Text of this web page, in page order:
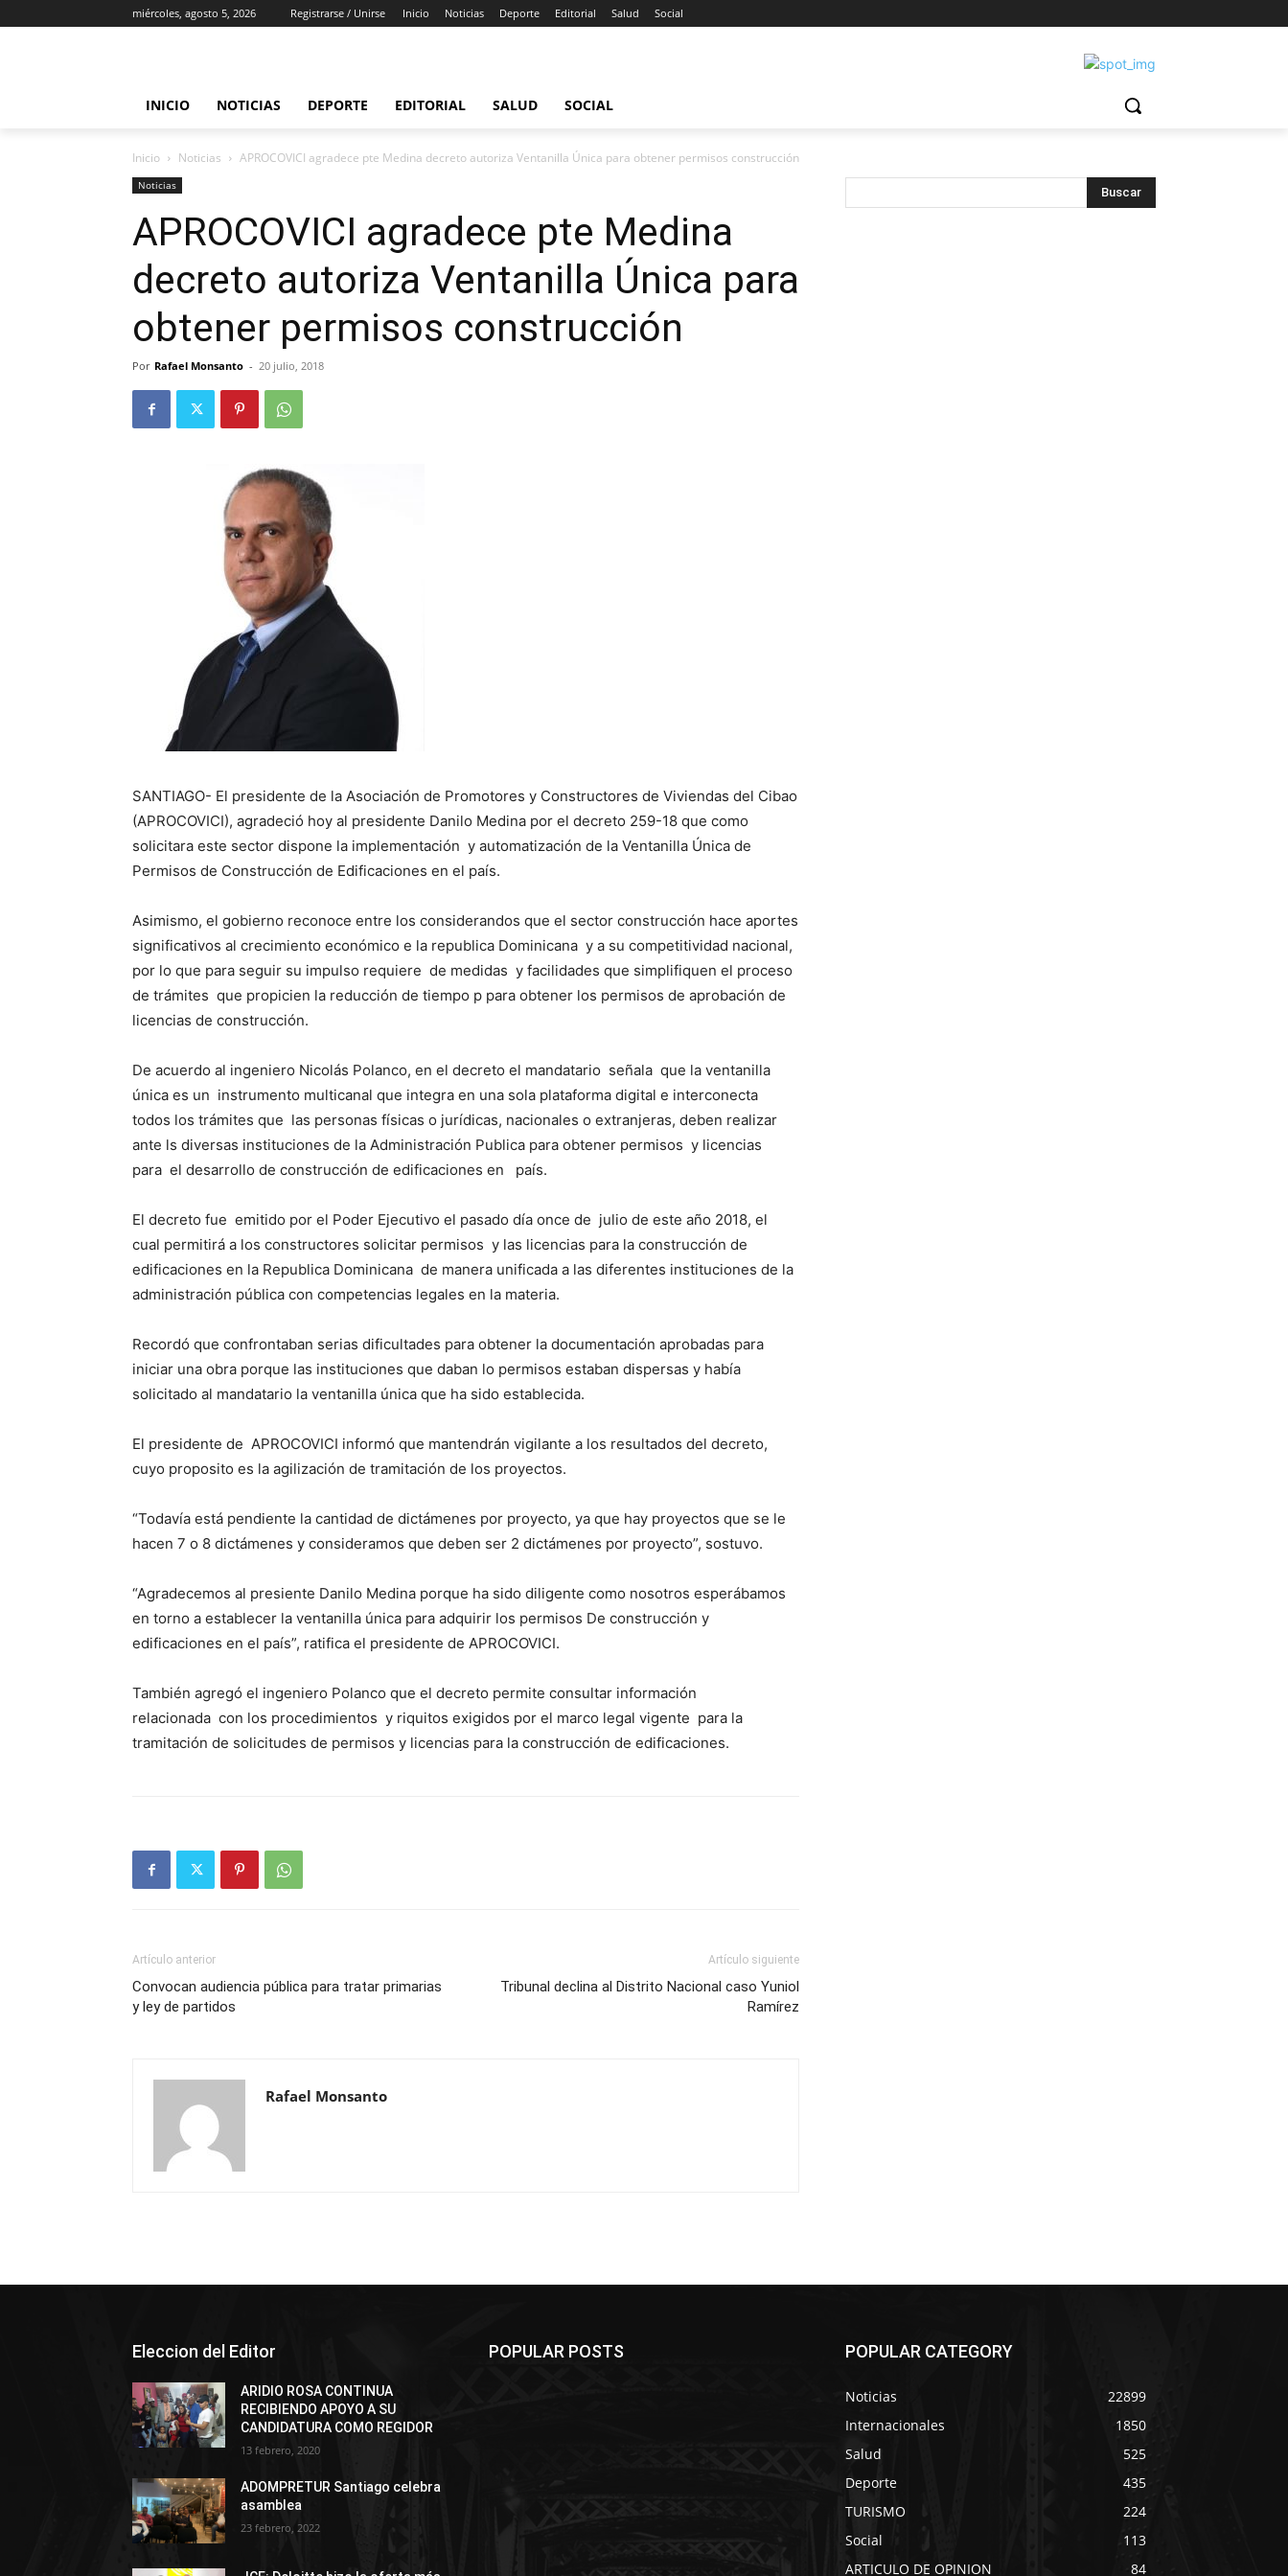
miércoles, agosto 5, 2026 Registrarse / Unirse Inicio Noticias Deporte Editorial Salud Social
INICIO NOTICIAS DEPORTE EDITORIAL SALUD SOCIAL
Inicio Noticias APROCOVICI agradece pte Medina decreto autoriza Ventanilla Única para obtener permisos construcción
Noticias
APROCOVICI agradece pte Medina
decreto autoriza Ventanilla Única para
obtener permisos construcción
Por Rafael Monsanto - 20 julio, 2018
SANTIAGO- El presidente de la Asociación de Promotores y Constructores de Viviendas del Cibao
(APROCOVICI), agradeció hoy al presidente Danilo Medina por el decreto 259-18 que como
solicitara este sector dispone la implementación y automatización de la Ventanilla Única de
Permisos de Construcción de Edificaciones en el país.
Asimismo, el gobierno reconoce entre los considerandos que el sector construcción hace aportes
significativos al crecimiento económico e la republica Dominicana y a su competitividad nacional,
por lo que para seguir su impulso requiere de medidas y facilidades que simplifiquen el proceso
de trámites que propicien la reducción de tiempo p para obtener los permisos de aprobación de
licencias de construcción.
De acuerdo al ingeniero Nicolás Polanco, en el decreto el mandatario señala que la ventanilla
única es un instrumento multicanal que integra en una sola plataforma digital e interconecta
todos los trámites que las personas físicas o jurídicas, nacionales o extranjeras, deben realizar
ante ls diversas instituciones de la Administración Publica para obtener permisos y licencias
para el desarrollo de construcción de edificaciones en país.
El decreto fue emitido por el Poder Ejecutivo el pasado día once de julio de este año 2018, el
cual permitirá a los constructores solicitar permisos y las licencias para la construcción de
edificaciones en la Republica Dominicana de manera unificada a las diferentes instituciones de la
administración pública con competencias legales en la materia.
Recordó que confrontaban serias dificultades para obtener la documentación aprobadas para
iniciar una obra porque las instituciones que daban lo permisos estaban dispersas y había
solicitado al mandatario la ventanilla única que ha sido establecida.
El presidente de APROCOVICI informó que mantendrán vigilante a los resultados del decreto,
cuyo proposito es la agilización de tramitación de los proyectos.
“Todavía está pendiente la cantidad de dictámenes por proyecto, ya que hay proyectos que se le
hacen 7 o 8 dictámenes y consideramos que deben ser 2 dictámenes por proyecto”, sostuvo.
“Agradecemos al presiente Danilo Medina porque ha sido diligente como nosotros esperábamos
en torno a establecer la ventanilla única para adquirir los permisos De construcción y
edificaciones en el país”, ratifica el presidente de APROCOVICI.
También agregó el ingeniero Polanco que el decreto permite consultar información
relacionada con los procedimientos y riquitos exigidos por el marco legal vigente para la
tramitación de solicitudes de permisos y licencias para la construcción de edificaciones.
Artículo anterior
Convocan audiencia pública para tratar primarias
y ley de partidos
Artículo siguiente
Tribunal declina al Distrito Nacional caso Yuniol
Ramírez
Rafael Monsanto
Eleccion del Editor
ARIDIO ROSA CONTINUA
RECIBIENDO APOYO A SU
CANDIDATURA COMO REGIDOR
13 febrero, 2020
ADOMPRETUR Santiago celebra
asamblea
23 febrero, 2022
POPULAR POSTS POPULAR CATEGORY
Noticias
22899
Internacionales
1850
Salud
525
Deporte
435
TURISMO
224
Social
113
ARTICULO DE OPINION
84